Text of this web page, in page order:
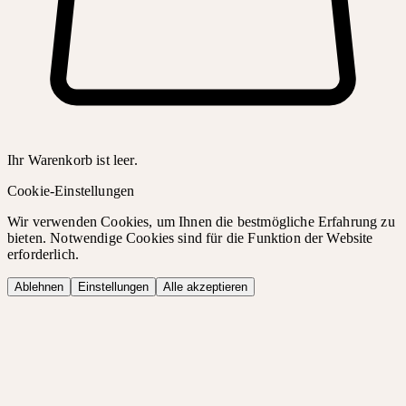
Ihr Warenkorb ist leer.
Cookie-Einstellungen
Wir verwenden Cookies, um Ihnen die bestmögliche Erfahrung zu
bieten. Notwendige Cookies sind für die Funktion der Website
erforderlich.
Ablehnen Einstellungen Alle akzeptieren